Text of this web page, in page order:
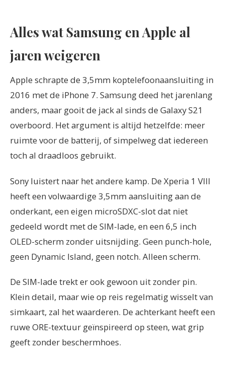
Alles wat Samsung en Apple al
jaren weigeren
Apple schrapte de 3,5mm koptelefoonaansluiting in
2016 met de iPhone 7. Samsung deed het jarenlang
anders, maar gooit de jack al sinds de Galaxy S21
overboord. Het argument is altijd hetzelfde: meer
ruimte voor de batterij, of simpelweg dat iedereen
toch al draadloos gebruikt.
Sony luistert naar het andere kamp. De Xperia 1 VIII
heeft een volwaardige 3,5mm aansluiting aan de
onderkant, een eigen microSDXC-slot dat niet
gedeeld wordt met de SIM-lade, en een 6,5 inch
OLED-scherm zonder uitsnijding. Geen punch-hole,
geen Dynamic Island, geen notch. Alleen scherm.
De SIM-lade trekt er ook gewoon uit zonder pin.
Klein detail, maar wie op reis regelmatig wisselt van
simkaart, zal het waarderen. De achterkant heeft een
ruwe ORE-textuur geïnspireerd op steen, wat grip
geeft zonder beschermhoes.